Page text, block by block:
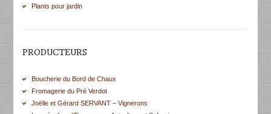
Plants pour jardin
PRODUCTEURS
Boucherie du Bord de Chaux
Fromagerie du Pré Verdot
Joëlle et Gérard SERVANT – Vignerons